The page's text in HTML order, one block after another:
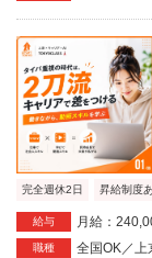
完全週休2日 昇給制度
給与 月給：
職種 全国OK／上